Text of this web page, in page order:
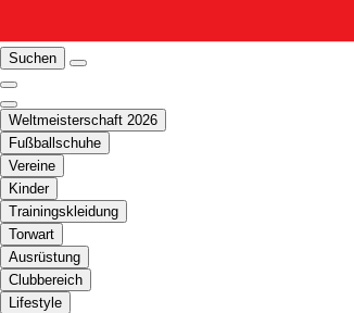
Suchen
Weltmeisterschaft 2026
Fußballschuhe
Vereine
Kinder
Trainingskleidung
Torwart
Ausrüstung
Clubbereich
Lifestyle